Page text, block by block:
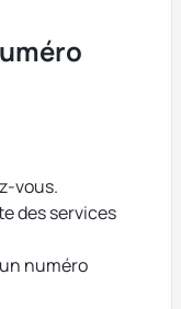
vous.
des services
numéro